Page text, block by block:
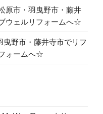
原市・羽曳野市・藤井
ウェルリフォームへ☆
野市・藤井寺市でリフ
ォームへ☆